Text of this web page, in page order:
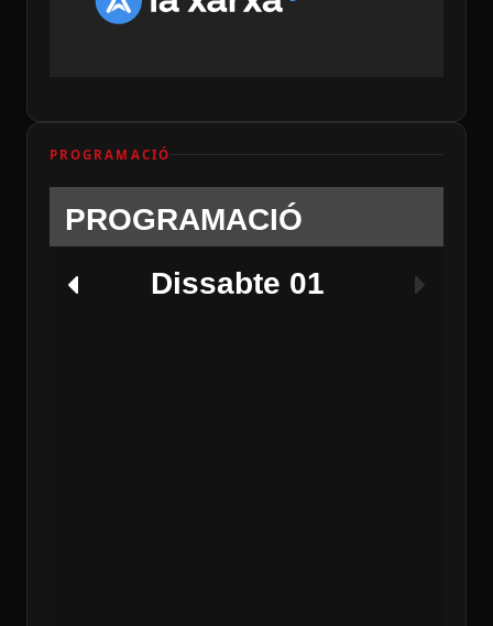
PROGRAMACIÓ
PROGRAMACIÓ
Dissabte 01